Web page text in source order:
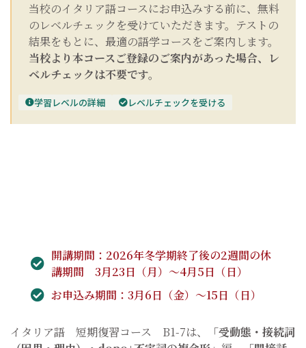
当校のイタリア語コースにお申込みする前に、無料
のレベルチェックを受けていただきます。テストの
結果をもとに、最適の語学コースをご案内します。
当校より本コースご登録のご案内があった場合、レ
ベルチェックは不要です。
学習レベルの詳細 レベルチェックを受ける
開講期間：2026年冬学期終了後の2週間の休
講期間 3月23日（月）～4月5日（日）
お申込み期間：3月6日（金）～15日（日）
イタリア語 短期復習コース B1-7は、
「受動態・接続詞